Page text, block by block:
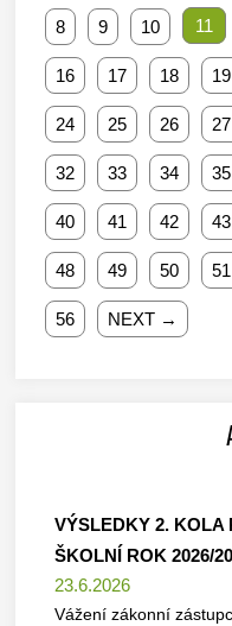
8 9 10 11
16 17 18 19
24 25 26 27
32 33 34 35
40 41 42 43
48 49 50 51
56 NEXT →
VÝSLEDKY 2. KOLA
ŠKOLNÍ ROK 2026/
23.6.2026
Vážení zákonní